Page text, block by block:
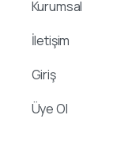
Kurumsal
İletişim
Giriş
Üye Ol